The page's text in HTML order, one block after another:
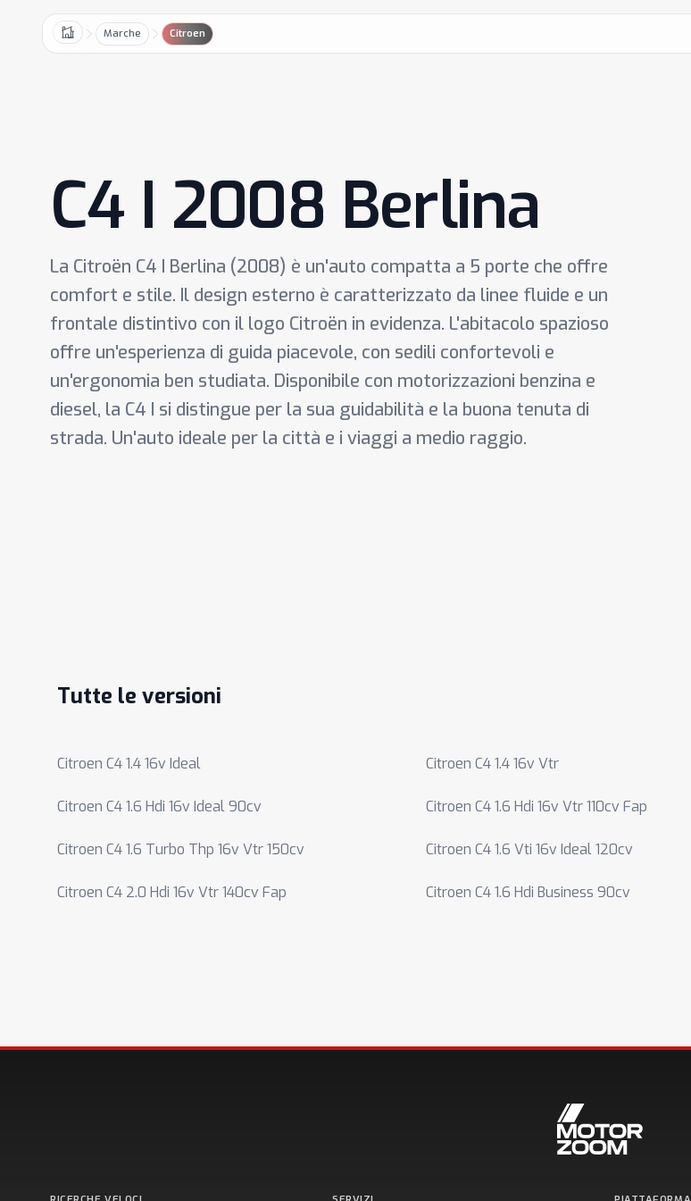
Home Marche Citroen
C4 I 2008 Berlina
La Citroën C4 I Berlina (2008) è un'auto compatta a 5 porte che offre
comfort e stile. Il design esterno è caratterizzato da linee fluide e un
frontale distintivo con il logo Citroën in evidenza. L'abitacolo spazioso
offre un'esperienza di guida piacevole, con sedili confortevoli e
un'ergonomia ben studiata. Disponibile con motorizzazioni benzina e
diesel, la C4 I si distingue per la sua guidabilità e la buona tenuta di
strada. Un'auto ideale per la città e i viaggi a medio raggio.
Tutte le versioni
Citroen C4 1.4 16v Ideal Citroen C4 1.4 16v Vtr
Citroen C4 1.6 Hdi 16v Ideal 90cv Citroen C4 1.6 Hdi 16v Vtr 110cv Fap
Citroen C4 1.6 Turbo Thp 16v Vtr 150cv Citroen C4 1.6 Vti 16v Ideal 120cv
Citroen C4 2.0 Hdi 16v Vtr 140cv Fap Citroen C4 1.6 Hdi Business 90cv